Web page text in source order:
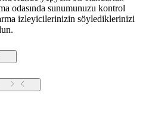
odasında sunumunuzu kontrol
izleyicilerinizin söylediklerinizi